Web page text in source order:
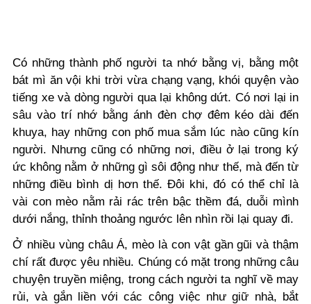
Có những thành phố người ta nhớ bằng vị, bằng một
bát mì ăn vội khi trời vừa chạng vạng, khói quyện vào
tiếng xe và dòng người qua lại không dứt. Có nơi lại in
sâu vào trí nhớ bằng ánh đèn chợ đêm kéo dài đến
khuya, hay những con phố mua sắm lúc nào cũng kín
người. Nhưng cũng có những nơi, điều ở lại trong ký
ức không nằm ở những gì sôi động như thế, mà đến từ
những điều bình dị hơn thế. Đôi khi, đó có thể chỉ là
vài con mèo nằm rải rác trên bậc thềm đá, duỗi mình
dưới nắng, thỉnh thoảng ngước lên nhìn rồi lại quay đi.
Ở nhiều vùng châu Á, mèo là con vật gần gũi và thậm
chí rất được yêu nhiều. Chúng có mặt trong những câu
chuyện truyền miệng, trong cách người ta nghĩ về may
rủi, và gắn liền với các công việc như giữ nhà, bắt